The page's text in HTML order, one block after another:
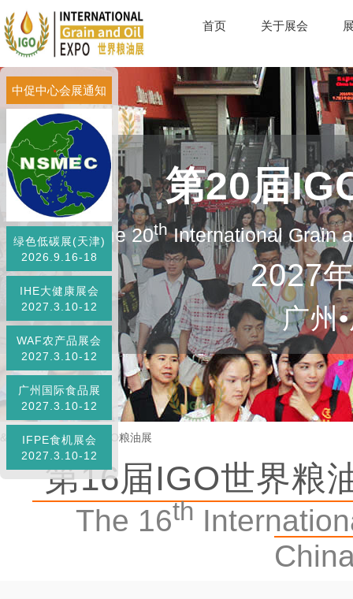
首页 关于展会
第20届
The 20thInternational Grain
2027
广州
中促中心会展通知
绿色低碳展(天津)
2026.9.16-18
IHE大健康展会
2027.3.10-12
WAF农产品展会
2027.3.10-12
广州国际食品展
2027.3.10-12
IFPE食机展会
2027.3.10-12
首页»展会邀约» IGO粮油展
第16届IGO世界粮
The 16th